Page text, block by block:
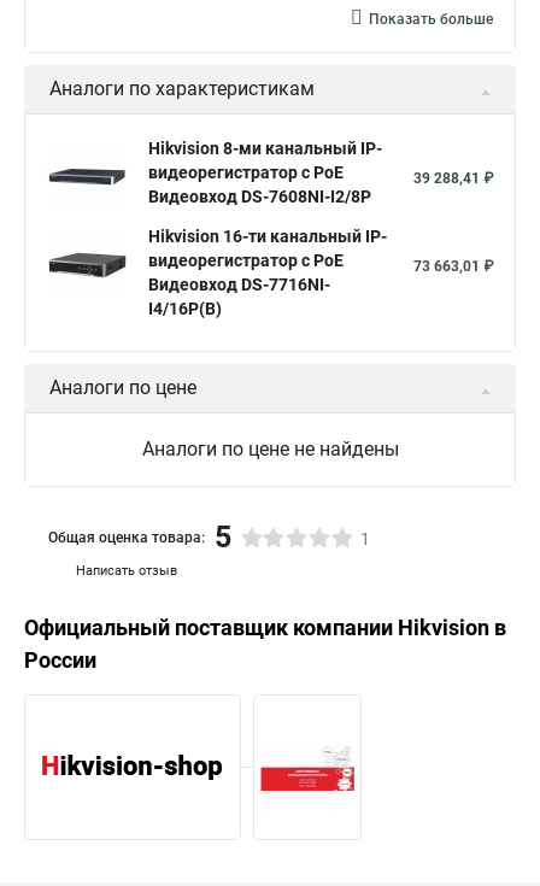
Показать больше
Аналоги по характеристикам
Hikvision 8-ми канальный IP-
видеорегистратор c PoE
Видеовход DS-7608NI-I2/8P
39 288,41 ₽
Hikvision 16-ти канальный IP-
видеорегистратор c PoE
Видеовход DS-7716NI-
I4/16P(B)
73 663,01 ₽
Аналоги по цене
Аналоги по цене не найдены
Написать отзыв
Общая оценка товара: 5 1
Официальный поставщик компании Hikvision в
России